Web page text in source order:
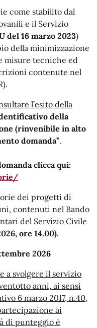
come stabilito dal
e il Servizio
del 16 marzo 2023)
della minimizzazione
misure tecniche ed
contenute nel
l’esito della
della
(rinvenibile in alto
domanda”.
clicca qui:
dei progetti di
contenuti nel Bando
del Servizio Civile
ore 14.00).
2026
a svolgere il servizio
anni, ai sensi
6 marzo 2017, n.40,
ai
di punteggio è